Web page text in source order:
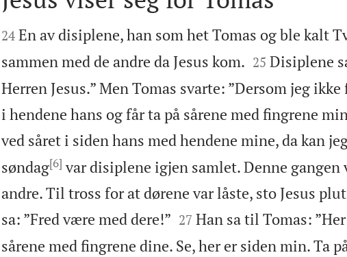


24 En av disiplene, han som het Tomas og ble kalt
sammen med de andre da Jesus kom.
25 Disiplene
Herren Jesus.” Men Tomas svarte: ”Dersom jeg
i hendene hans og får ta på sårene med fingrene
ved såret i siden hans med hendene mine, da kan
søndag[6] var disiplene igjen samlet. Denne gangen
andre. Til tross for at dørene var låste, sto Jesus
sa: ”Fred være med dere!”
27 Han sa til Tomas:
sårene med fingrene dine. Se, her er siden min. Ta